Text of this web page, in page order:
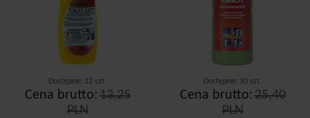
Dostępne: 12 szt.
Cena brutto: 13,25
PLN
Dostępne: 10 szt.
Cena brutto: 25,40
PLN